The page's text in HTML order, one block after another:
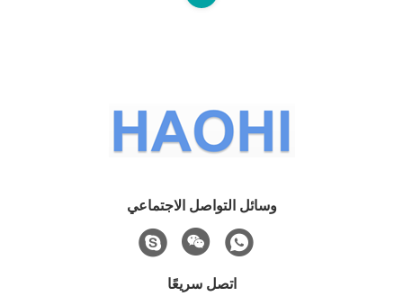
وسائل التواصل الاجتماعي
اتصل سريعًا